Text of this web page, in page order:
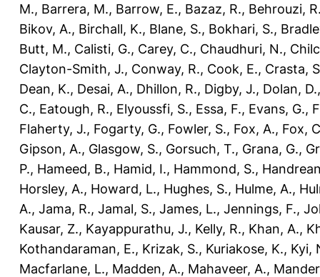
M., Barrera, M., Barrow, E., Bazaz, R., Behrouzi,
Bikov, A., Birchall, K., Blane, S., Bokhari, S.,
Butt, M., Calisti, G., Carey, C., Chaudhuri, N.,
Clayton-Smith, J., Conway, R., Cook, E., Crasta,
Dean, K., Desai, A., Dhillon, R., Digby, J., Dolan, D.
C., Eatough, R., Elyoussfi, S., Essa, F., Evans, G.,
Flaherty, J., Fogarty, G., Fowler, S., Fox, A., Fox,
Gipson, A., Glasgow, S., Gorsuch, T., Grana, G.,
P., Hameed, B., Hamid, I., Hammond, S.,
Horsley, A., Howard, L., Hughes, S., Hulme, A.,
A., Jama, R., Jamal, S., James, L., Jennings, F.,
Kausar, Z., Kayappurathu, J., Kelly, R., Khan, A.,
Kothandaraman, E., Krizak, S., Kuriakose, K., Kyi,
Macfarlane, L., Madden, A., Mahaveer, A.,